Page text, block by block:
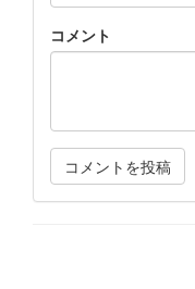
コメント